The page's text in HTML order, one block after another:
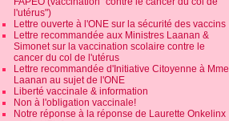
l'utérus")
Lettre ouverte à l'ONE sur la sécurité des vaccins
Lettre recommandée aux Ministres Laanan &
Simonet sur la vaccination scolaire contre le
cancer du col de l'utérus
Lettre recommandée d'Initiative Citoyenne à Mme
Laanan au sujet de l'ONE
Liberté vaccinale & information
Non à l'obligation vaccinale!
Notre réponse à la réponse de Laurette Onkelinx